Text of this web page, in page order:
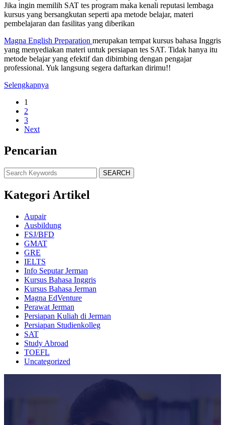
Jika ingin memilih SAT tes program maka kenali reputasi lembaga
kursus yang bersangkutan seperti apa metode belajar, materi
pembelajaran dan fasilitas yang diberikan
Magna English Preparation merupakan tempat kursus bahasa Inggris
yang menyediakan materi untuk persiapan tes SAT. Tidak hanya itu
metode belajar yang efektif dan dibimbing dengan pengajar
professional. Yuk langsung segera daftarkan dirimu!!
Selengkapnya
1
2
3
Next
Pencarian
SEARCH
Kategori Artikel
Aupair
Ausbildung
FSJ/BFD
GMAT
GRE
IELTS
Info Seputar Jerman
Kursus Bahasa Inggris
Kursus Bahasa Jerman
Magna EdVenture
Perawat Jerman
Persiapan Kuliah di Jerman
Persiapan Studienkolleg
SAT
Study Abroad
TOEFL
Uncategorized